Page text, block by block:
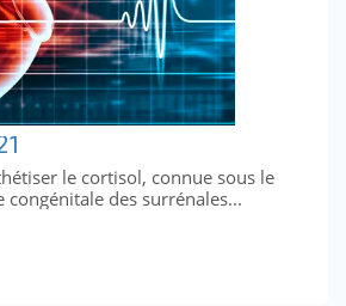
le cortisol, connue sous le
congénitale des surrénales...